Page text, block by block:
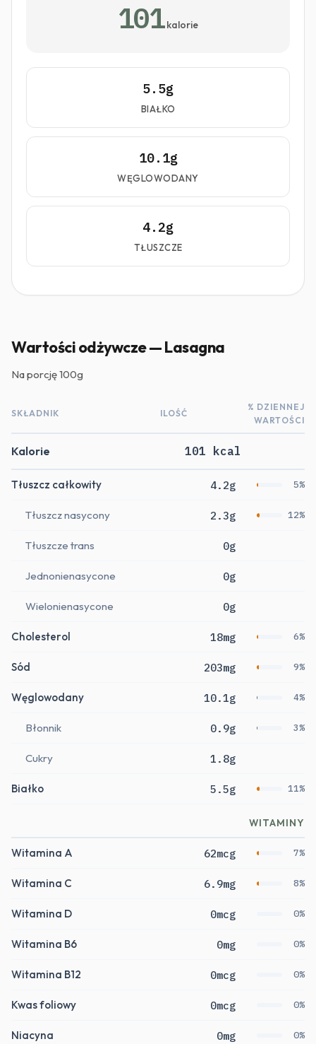
101 kalorie
5.5g
BIAŁKO
10.1g
WĘGLOWODANY
4.2g
TŁUSZCZE
Wartości odżywcze — Lasagna
Na porcję100g
SKŁADNIK ILOŚĆ
% DZIENNEJ
WARTOŚCI
Kalorie 101 kcal
Tłuszcz całkowity 4.2g 5%
Tłuszcz nasycony 2.3g 12%
Tłuszcze trans 0g
Jednonienasycone 0g
Wielonienasycone 0g
Cholesterol 18mg 6%
Sód 203mg 9%
Węglowodany 10.1g 4%
Błonnik 0.9g 3%
Cukry 1.8g
Białko 5.5g 11%
WITAMINY
Witamina A 62mcg 7%
Witamina C 6.9mg 8%
Witamina D 0mcg 0%
Witamina B6 0mg 0%
Witamina B12 0mcg 0%
Kwas foliowy 0mcg 0%
Niacyna 0mg 0%